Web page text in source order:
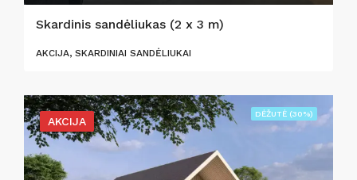
Skardinis sandėliukas (2 x 3 m)
AKCIJA, SKARDINIAI SANDĖLIUKAI
AKCIJA
DĖŽUTĖ (30%)